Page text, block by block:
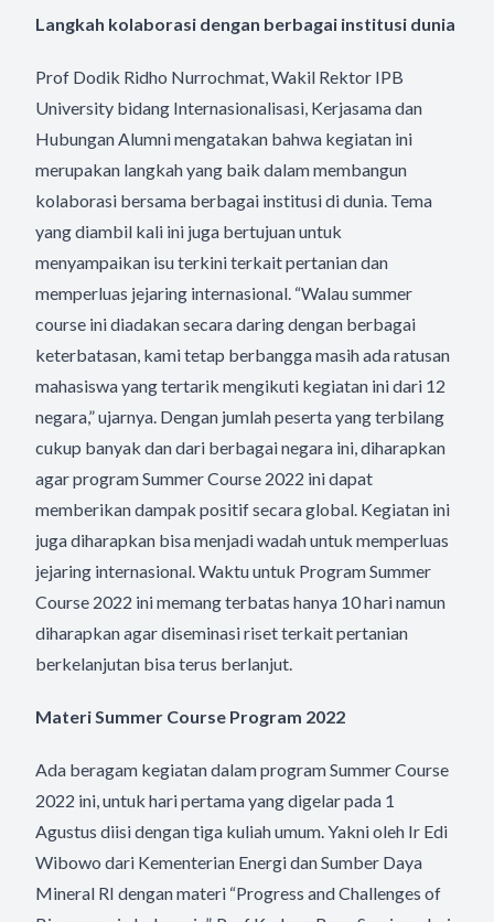
Langkah kolaborasi dengan berbagai institusi dunia
Prof Dodik Ridho Nurrochmat, Wakil Rektor IPB
University bidang Internasionalisasi, Kerjasama dan
Hubungan Alumni mengatakan bahwa kegiatan ini
merupakan langkah yang baik dalam membangun
kolaborasi bersama berbagai institusi di dunia. Tema
yang diambil kali ini juga bertujuan untuk
menyampaikan isu terkini terkait pertanian dan
memperluas jejaring internasional. “Walau summer
course ini diadakan secara daring dengan berbagai
keterbatasan, kami tetap berbangga masih ada ratusan
mahasiswa yang tertarik mengikuti kegiatan ini dari 12
negara,” ujarnya. Dengan jumlah peserta yang terbilang
cukup banyak dan dari berbagai negara ini, diharapkan
agar program Summer Course 2022 ini dapat
memberikan dampak positif secara global. Kegiatan ini
juga diharapkan bisa menjadi wadah untuk memperluas
jejaring internasional. Waktu untuk Program Summer
Course 2022 ini memang terbatas hanya 10 hari namun
diharapkan agar diseminasi riset terkait pertanian
berkelanjutan bisa terus berlanjut.
Materi Summer Course Program 2022
Ada beragam kegiatan dalam program Summer Course
2022 ini, untuk hari pertama yang digelar pada 1
Agustus diisi dengan tiga kuliah umum. Yakni oleh Ir Edi
Wibowo dari Kementerian Energi dan Sumber Daya
Mineral RI dengan materi “Progress and Challenges of